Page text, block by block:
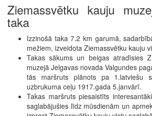
Ziemassvētku kauju
taka
Izzinošā taka 7.2 km garumā,
mežiem, izveidota Ziemassvētku kauju
Takas sākums un beigas atradīsies
muzejā Jelgavas novada Valgundes
tās maršruts plānots pa 1.latviešu
uzbrukuma ceļu 1917.gada 5.janvārī.
Takas maršruts piesaistīts
saglabājušies līdz mūsdienām un